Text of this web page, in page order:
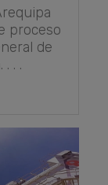
proceso
de
. .